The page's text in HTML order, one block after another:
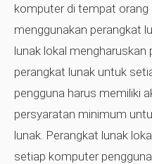
komputer di tempat orang
menggunakan perangkat
lunak lokal
perangkat lunak untuk
pengguna harus memiliki
persyaratan minimum
lunak. Perangkat lunak
setiap komputer